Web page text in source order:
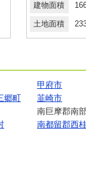
建物面積
土地面積
甲府市
郷町
韮崎市
南巨摩郡南
南都留郡西